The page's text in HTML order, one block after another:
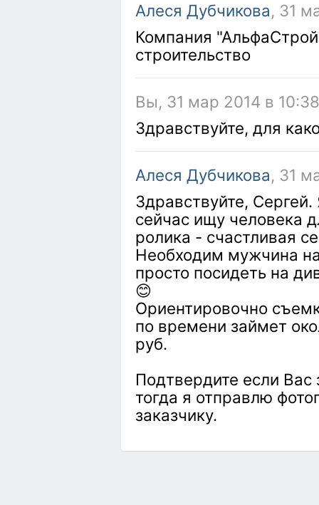
Алеся Дубчикова, 31
Компания
строительство
Вы, 31 мар 2014 в
Здравствуйте, для
Алеся Дубчикова, 31
Здравствуйте,
сейчас ищу человека
ролика - счастливая
Необходим мужчина
просто посидеть на
😊
Ориентировочно
по времени займет
руб.
Подтвердите если
тогда я отправлю
заказчику.